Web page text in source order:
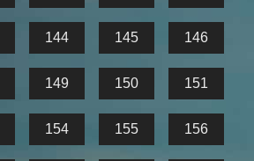
144 145 146
149 150 151
154 155 156